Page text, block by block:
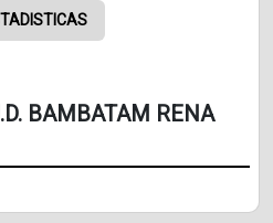
BAMBATAM RENA